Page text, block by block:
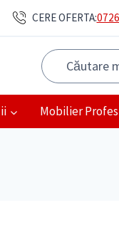
CERE OFERTA:
Căutare
Mobilier